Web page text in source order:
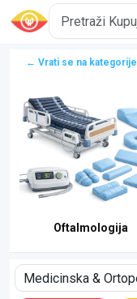
← Vrati se na kategorije
Oftalmologija